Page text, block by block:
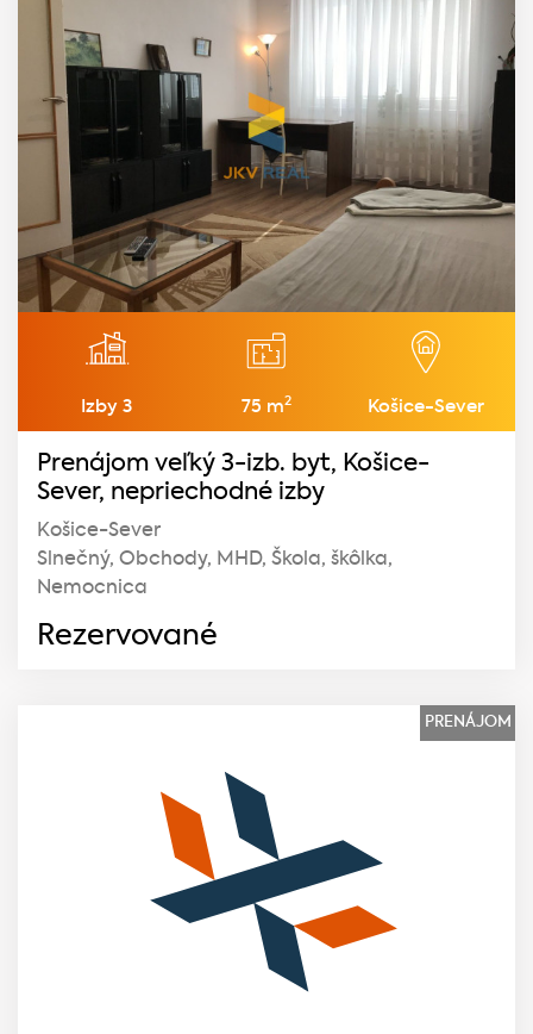
Izby 3 75 m2 Košice-Sever
Prenájom veľký 3-izb. byt, Košice-
Sever, nepriechodné izby
Košice-Sever
Slnečný, Obchody, MHD, Škola, škôlka,
Nemocnica
Rezervované
PRENÁJOM